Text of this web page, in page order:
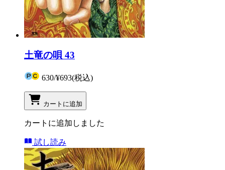
土竜の唄 43
630/¥693(税込)
カートに追加
カートに追加しました
試し読み